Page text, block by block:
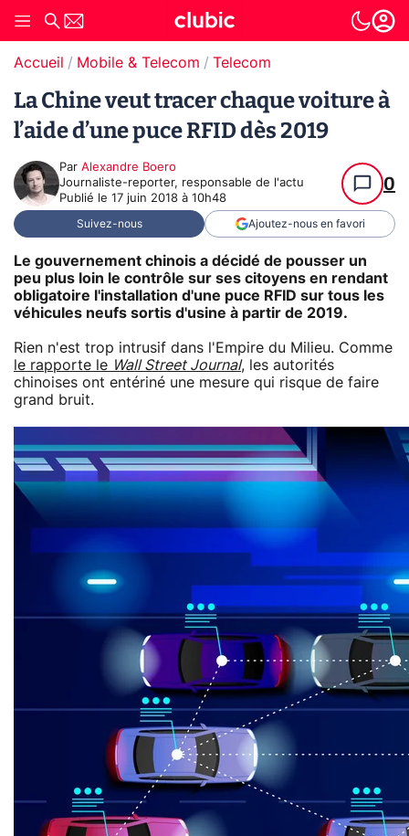
Accueil Mobile & Telecom Telecom
La Chine veut tracer chaque voiture à
l’aide d’une puce RFID dès 2019
Par Alexandre Boero
Journaliste-reporter, responsable de l'actu
Publié le 17 juin 2018 à 10h48
0
Suivez-nous Ajoutez-nous en favori
Le gouvernement chinois a décidé de pousser un
peu plus loin le contrôle sur ses citoyens en rendant
obligatoire l'installation d'une puce RFID sur tous les
véhicules neufs sortis d'usine à partir de 2019.
Rien n'est trop intrusif dans l'Empire du Milieu. Comme
le rapporte le Wall Street Journal, les autorités
chinoises ont entériné une mesure qui risque de faire
grand bruit.